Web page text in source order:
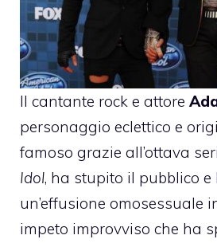
Il cantante rock e attore
personaggio eclettico e
famoso grazie all’ottava
Idol, ha stupito il pubblico
un’effusione omosessuale
impeto improvviso che ha